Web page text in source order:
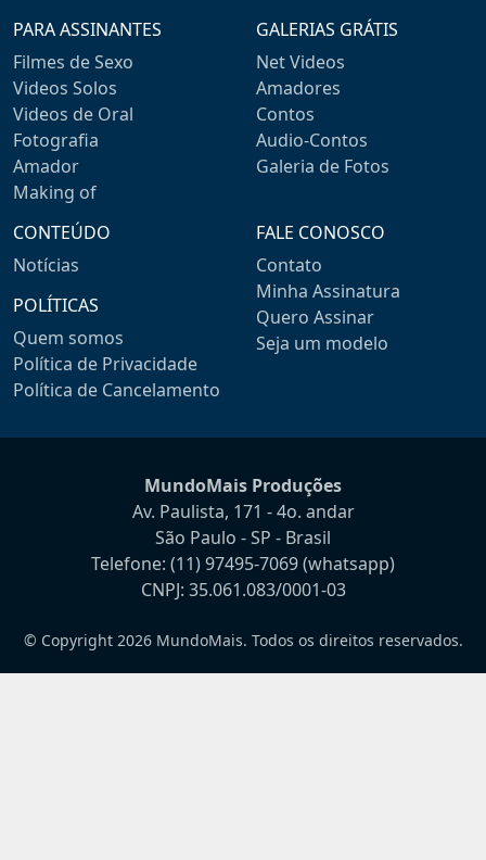
PARA ASSINANTES
Filmes de Sexo
Videos Solos
Videos de Oral
Fotografia
Amador
Making of
GALERIAS GRÁTIS
Net Videos
Amadores
Contos
Audio-Contos
Galeria de Fotos
CONTEÚDO
Notícias
POLÍTICAS
Quem somos
Política de Privacidade
Política de Cancelamento
FALE CONOSCO
Contato
Minha Assinatura
Quero Assinar
Seja um modelo
MundoMais Produções
Av. Paulista, 171 - 4o. andar
São Paulo - SP - Brasil
Telefone: (11) 97495-7069(whatsapp)
CNPJ: 35.061.083/0001-03
© Copyright 2026 MundoMais. Todos os direitos reservados.